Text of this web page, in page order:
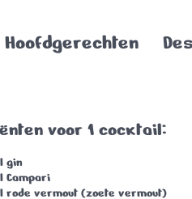
Hoofdgerechten
voor 1 cocktail:
gin
Campari
rode vermout (zoete vermout)